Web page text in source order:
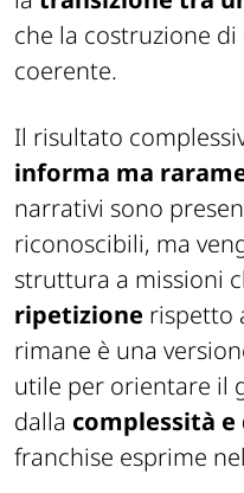
che la costruzione
coerente.
Il risultato
informa ma
narrativi sono
riconoscibili, ma
struttura a missioni
ripetizione rispetto
rimane è una
utile per orientare il
dalla complessità e
franchise esprime